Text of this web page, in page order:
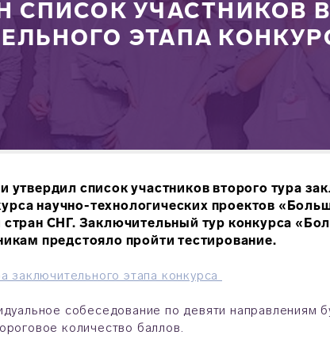
СПИСОК УЧАСТНИКОВ
ЭТАПА
утвердил список участников второго тура
научно-технологических проектов
стран СНГ. Заключительный тур конкурса
предстояло пройти тестирование.
заключительного этапа конкурса
собеседование по девяти направлениям
количество баллов.